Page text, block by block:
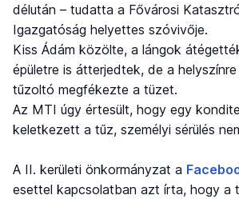
délután – tudatta a Fővárosi
Igazgatóság helyettes szóvivője.
Kiss Ádám közölte, a lángok
épületre is átterjedtek, de a
tűzoltó megfékezte a tüzet.
Az MTI úgy értesült, hogy egy
keletkezett a tűz, személyi sérülés
A II. kerületi önkormányzat a
esettel kapcsolatban azt írta, hogy a